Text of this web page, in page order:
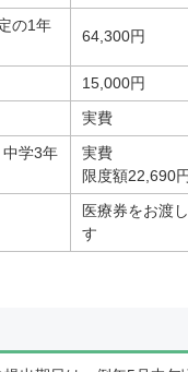
の1年
64,300円
15,000円
実費
学3年
実費
限度額22,690円
医療券をお渡
す